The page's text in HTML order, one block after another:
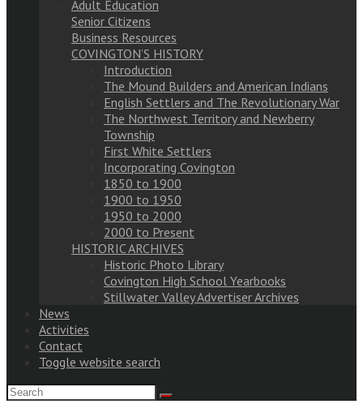
Adult Education
Senior Citizens
Business Resources
COVINGTON’S HISTORY
Introduction
The Mound Builders and American Indians
English Settlers and The Revolutionary War
The Northwest Territory and Newberry
Township
First White Settlers
Incorporating Covington
1850 to 1900
1900 to 1950
1950 to 2000
2000 to Present
HISTORIC ARCHIVES
Historic Photo Library
Covington High School Yearbooks
Stillwater Valley Advertiser Archives
News
Activities
Contact
Toggle website search